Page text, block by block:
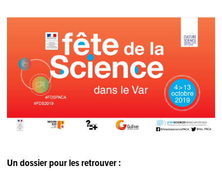
Un dossier pour les retrouver :